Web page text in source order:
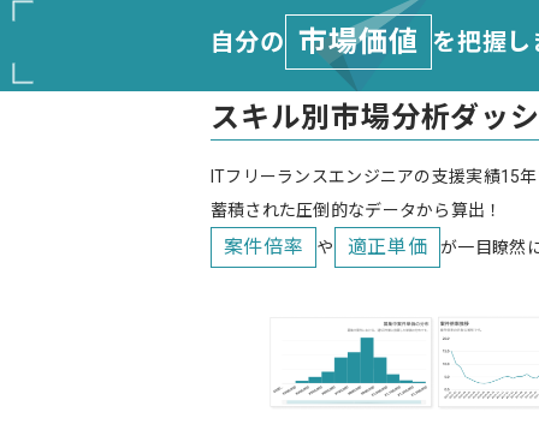
自分の 市場価値 を把握
スキル別市場分析ダッ
ITフリーランスエンジニアの支援実績15
蓄積された圧倒的なデータから算出！
案件倍率 や 適正単価 が一目瞭然